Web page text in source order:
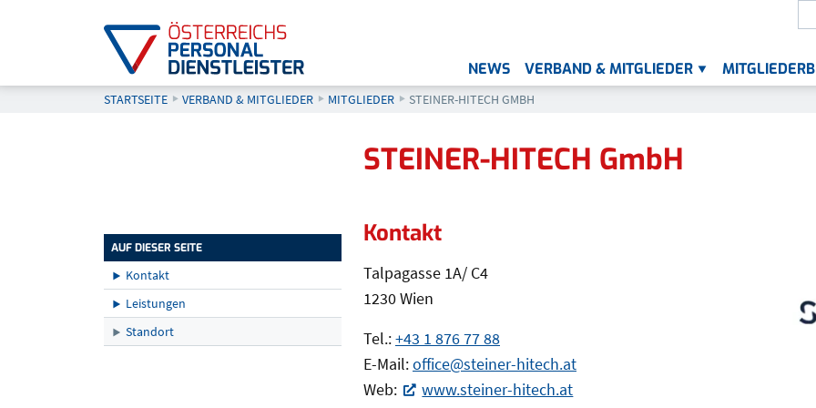
NEWS VERBAND & MITGLIEDER UNTERMENÜ FÜR
STARTSEITE VERBAND & MITGLIEDER MITGLIEDER AKTUELL: STEINER-HITECH GMBH
STEINER-HITECH GMBH
STEINER-HITECH GmbH
Kontakt
Kontakt
Talpagasse 1A/ C4
1230 Wien
Tel.:+43 1 876 77 88
E-Mail:office@steiner-hitech.at
Web:
www.steiner-hitech.at
(Öffnet in einem neuen Tab oder Fenster)
AUF DIESER SEITE
Kontakt
Leistungen
Standort